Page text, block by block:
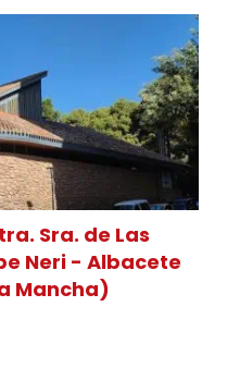
Sra. de Las
Neri - Albacete
Mancha)